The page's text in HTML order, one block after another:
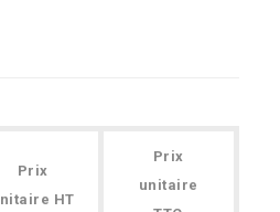
Prix
HT
Prix
unitaire